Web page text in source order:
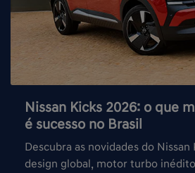
Nissan Kicks 2026: o que
é sucesso no Brasil
Descubra as novidades do
design global, motor turbo